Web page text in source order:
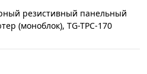
резистивный панельный
(моноблок), TG-TPC-170